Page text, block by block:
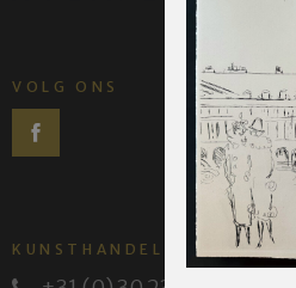
VOLG ONS
KUNSTHANDEL JUFFERMANS